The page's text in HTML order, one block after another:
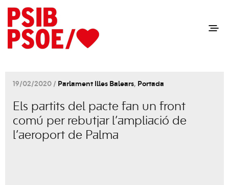
19/02/2020 / Parlament Illes Balears, Portada
Els partits del pacte fan un front
comú per rebutjar l’ampliació de
l’aeroport de Palma